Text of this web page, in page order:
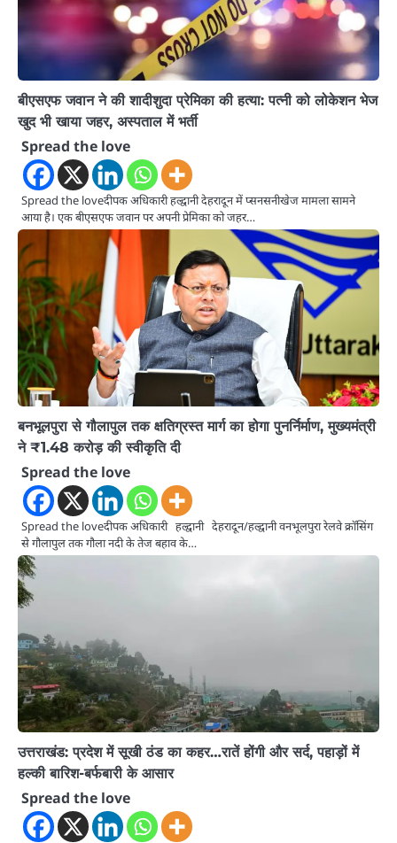
बीएसएफ जवान ने की शादीशुदा प्रेमिका की हत्या: पत्नी को लोकेशन भेज
खुद भी खाया जहर, अस्पताल में भर्ती
Spread the love
Spread the loveदीपक अधिकारी हल्द्वानी देहरादून में प्सनसनीखेज मामला सामने
आया है। एक बीएसएफ जवान पर अपनी प्रेमिका को जहर…
बनभूलपुरा से गौलापुल तक क्षतिग्रस्त मार्ग का होगा पुनर्निर्माण, मुख्यमंत्री
ने ₹1.48 करोड़ की स्वीकृति दी
Spread the love
Spread the loveदीपक अधिकारी हल्द्वानी देहरादून/हल्द्वानी वनभूलपुरा रेलवे क्रॉसिंग
से गौलापुल तक गौला नदी के तेज बहाव के…
उत्तराखंड: प्रदेश में सूखी ठंड का कहर…रातें होंगी और सर्द, पहाड़ों में
हल्की बारिश-बर्फबारी के आसार
Spread the love